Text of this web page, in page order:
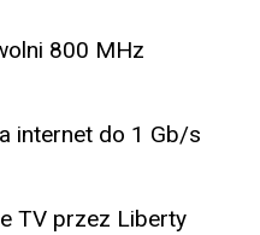
800 MHz
internet do 1 Gb/s
TV przez Liberty